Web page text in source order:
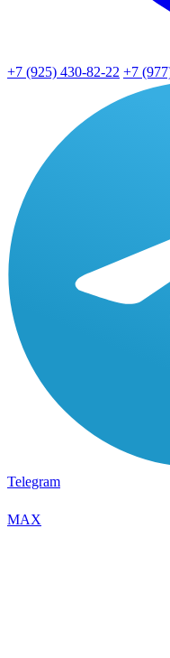
+7 (925) 430-82-22 +7
Telegram
MAX